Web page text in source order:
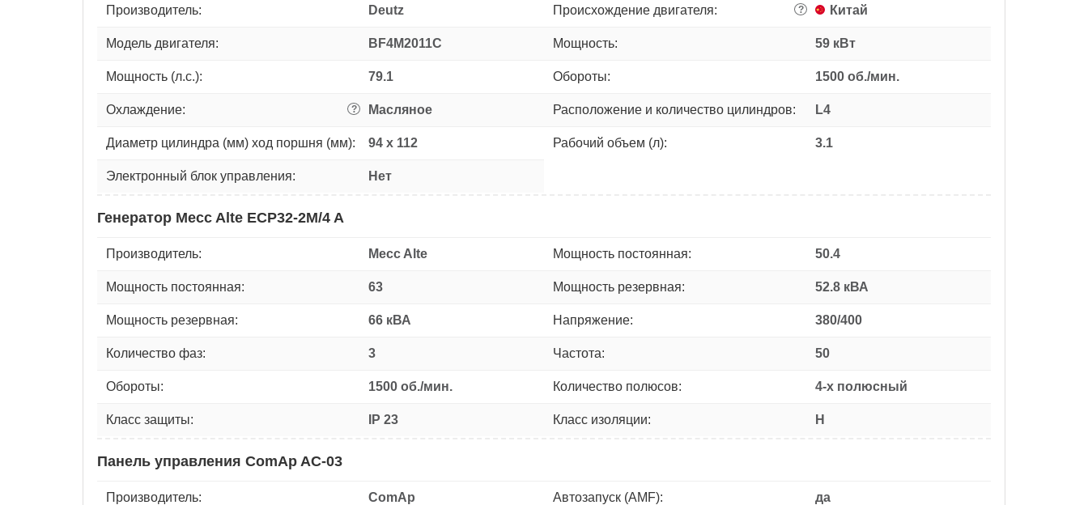
Производитель: Deutz Происхождение двигателя: ? Китай
Модель двигателя: BF4M2011C Мощность: 59 кВт
Мощность (л.с.): 79.1 Обороты: 1500 об./мин.
Охлаждение: ? Масляное Расположение и количество цилиндров: L4
Диаметр цилиндра (мм) ход поршня (мм): 94 x 112 Рабочий объем (л): 3.1
Электронный блок управления: Нет
Генератор Mecc Alte ECP32-2M/4 A
Производитель: Mecc Alte Мощность постоянная: 50.4
Мощность постоянная: 63 Мощность резервная: 52.8 кВА
Мощность резервная: 66 кВА Напряжение: 380/400
Количество фаз: 3 Частота: 50
Обороты: 1500 об./мин. Количество полюсов: 4-х полюсный
Класс защиты: IP 23 Класс изоляции: H
Панель управления ComAp AC-03
Производитель: ComAp Автозапуск (AMF): да